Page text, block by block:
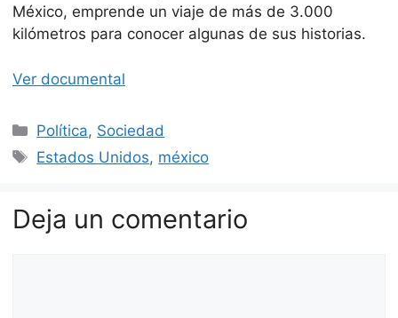
México, emprende un viaje de más de 3.000
kilómetros para conocer algunas de sus historias.
Ver documental
Categorías
Política, Sociedad
Etiquetas
Estados Unidos, méxico
Deja un comentario